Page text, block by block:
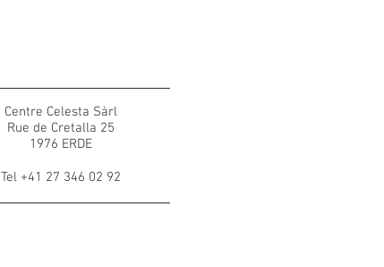
Centre Celesta Sàrl
Rue de Cretalla 25
1976 ERDE
Tel +41 27 346 02 92